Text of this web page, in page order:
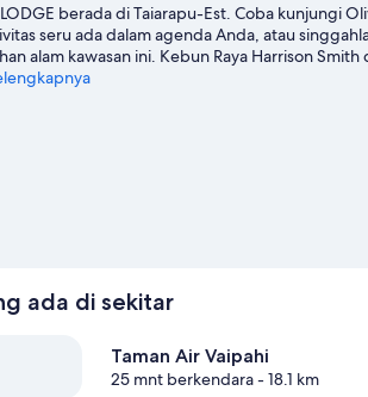
berada di Taiarapu-Est. Coba kunjungi
seru ada dalam agenda Anda, atau
alam kawasan ini. Kebun Raya Harrison
kami untuk Afaahiti
ada di sekitar
Taman Air Vaipahi
25 mnt berkendara- 18.1 km